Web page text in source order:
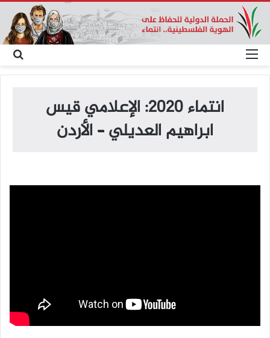
عن
انتماء 2020: الإعلامي قيس
ابراهيم العديلي – الأردن